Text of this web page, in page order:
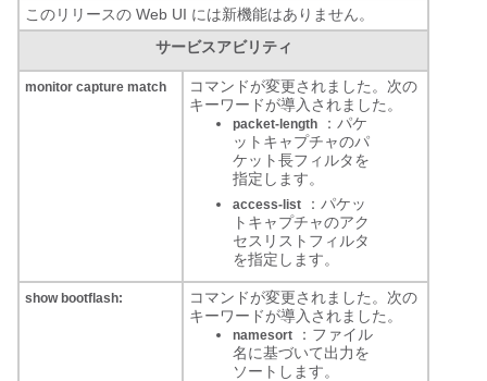
このリリースの Web UI には新機能はありません。
サービスアビリティ
monitor capture match
コマンドが変更されました。次の
キーワードが導入されました。
packet-length
：パケ
ットキャプチャのパ
ケット長フィルタを
指定します。
access-list
：パケッ
トキャプチャのアク
セスリストフィルタ
を指定します。
show bootflash:
コマンドが変更されました。次の
キーワードが導入されました。
namesort
：ファイル
名に基づいて出力を
ソートします。